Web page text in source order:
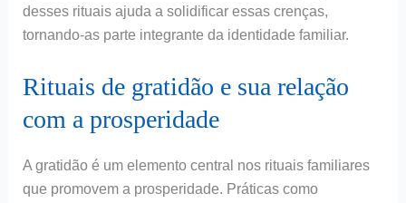
desses rituais ajuda a solidificar essas crenças,
tornando-as parte integrante da identidade familiar.
Rituais de gratidão e sua relação
com a prosperidade
A gratidão é um elemento central nos rituais familiares
que promovem a prosperidade. Práticas como